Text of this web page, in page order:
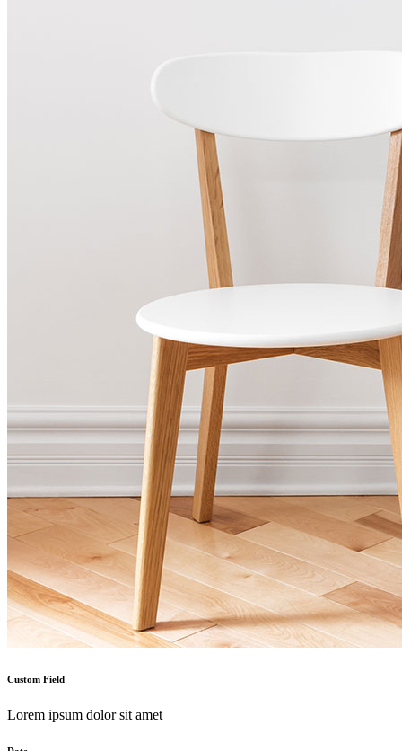
Custom Field
Lorem ipsum dolor sit amet